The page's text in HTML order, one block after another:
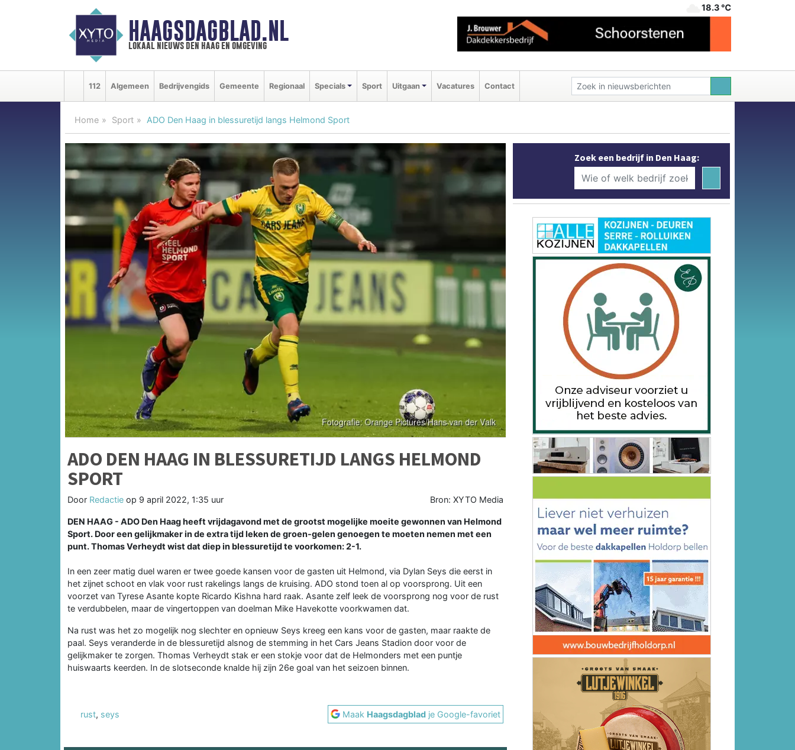
HAAGSDAGBLAD.NL
lokaal nieuws den haag en omgeving
18.3 ℃
112 Algemeen Bedrijvengids Gemeente Regionaal Specials Sport Uitgaan Vacatures Contact
Home Sport ADO Den Haag in blessuretijd langs Helmond Sport
ADO DEN HAAG IN BLESSURETIJD LANGS HELMOND
SPORT
Door Redactie op 9 april 2022, 1:35 uur Bron: XYTO Media
DEN HAAG - ADO Den Haag heeft vrijdagavond met de grootst mogelijke moeite gewonnen van Helmond
Sport. Door een gelijkmaker in de extra tijd leken de groen-gelen genoegen te moeten nemen met een
punt. Thomas Verheydt wist dat diep in blessuretijd te voorkomen: 2-1.
In een zeer matig duel waren er twee goede kansen voor de gasten uit Helmond, via Dylan Seys die eerst in
het zijnet schoot en vlak voor rust rakelings langs de kruising. ADO stond toen al op voorsprong. Uit een
voorzet van Tyrese Asante kopte Ricardo Kishna hard raak. Asante zelf leek de voorsprong nog voor de rust
te verdubbelen, maar de vingertoppen van doelman Mike Havekotte voorkwamen dat.
Na rust was het zo mogelijk nog slechter en opnieuw Seys kreeg een kans voor de gasten, maar raakte de
paal. Seys veranderde in de blessuretijd alsnog de stemming in het Cars Jeans Stadion door voor de
gelijkmaker te zorgen. Thomas Verheydt stak er een stokje voor dat de Helmonders met een puntje
huiswaarts keerden. In de slotseconde knalde hij zijn 26e goal van het seizoen binnen.
rust, seys Maak Haagsdagblad je Google-favoriet
Zoek een bedrijf in Den Haag: